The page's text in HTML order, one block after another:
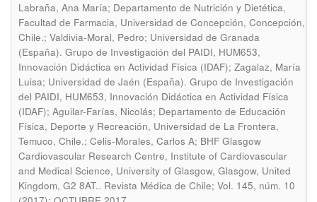
Labraña, Ana María; Departamento de Nutrición y Dietética,
Facultad de Farmacia, Universidad de Concepción, Concepción,
Chile.; Valdivia-Moral, Pedro; Universidad de Granada
(España). Grupo de Investigación del PAIDI, HUM653,
Innovación Didáctica en Actividad Física (IDAF); Zagalaz, María
Luisa; Universidad de Jaén (España). Grupo de Investigación
del PAIDI, HUM653, Innovación Didáctica en Actividad Física
(IDAF); Aguilar-Farías, Nicolás; Departamento de Educación
Física, Deporte y Recreación, Universidad de La Frontera,
Temuco, Chile.; Celis-Morales, Carlos A; BHF Glasgow
Cardiovascular Research Centre, Institute of Cardiovascular
and Medical Science, University of Glasgow, Glasgow, United
Kingdom, G2 8AT.. Revista Médica de Chile; Vol. 145, núm. 10